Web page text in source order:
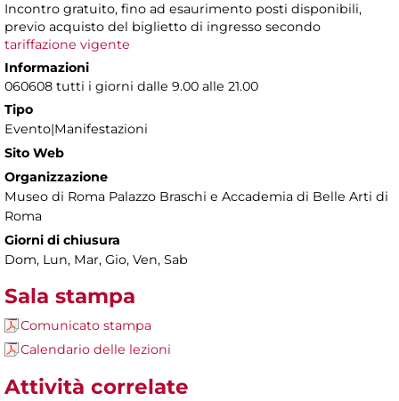
Incontro gratuito, fino ad esaurimento posti disponibili,
previo acquisto del biglietto di ingresso secondo
tariffazione vigente
Informazioni
060608 tutti i giorni dalle 9.00 alle 21.00
Tipo
Evento|Manifestazioni
Sito Web
Organizzazione
Museo di Roma Palazzo Braschi e Accademia di Belle Arti di
Roma
Giorni di chiusura
Dom, Lun, Mar, Gio, Ven, Sab
Sala stampa
Comunicato stampa
Calendario delle lezioni
Attività correlate